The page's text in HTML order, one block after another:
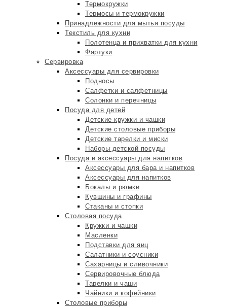
Термокружки
Термосы и термокружки
Принадлежности для мытья посуды
Текстиль для кухни
Полотенца и прихватки для кухни
Фартуки
Сервировка
Аксессуары для сервировки
Подносы
Салфетки и салфетницы
Солонки и перечницы
Посуда для детей
Детские кружки и чашки
Детские столовые приборы
Детские тарелки и миски
Наборы детской посуды
Посуда и аксессуары для напитков
Аксессуары для бара и напитков
Аксессуары для напитков
Бокалы и рюмки
Кувшины и графины
Стаканы и стопки
Столовая посуда
Кружки и чашки
Масленки
Подставки для яиц
Салатники и соусники
Сахарницы и сливочники
Сервировочные блюда
Тарелки и чаши
Чайники и кофейники
Столовые приборы